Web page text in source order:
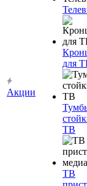
Акции
для
ТВ
ТВ